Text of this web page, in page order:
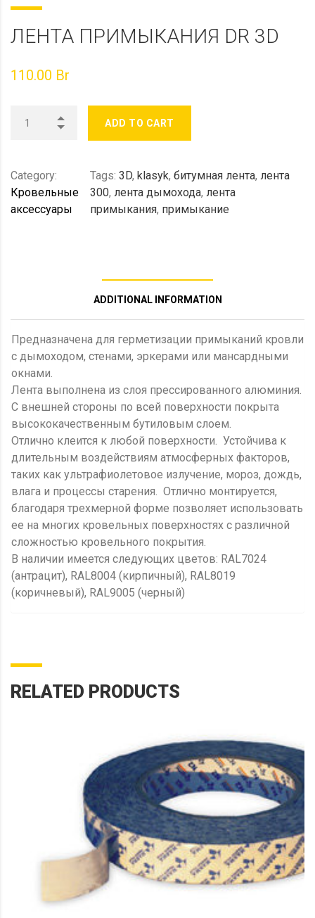
ЛЕНТА ПРИМЫКАНИЯ DR 3D
110.00 Br
ADD TO CART
Category:
Кровельные
аксессуары
Tags:3D, klasyk,битумная лента,лента
300,лента дымохода,лента
примыкания, примыкание
ADDITIONAL INFORMATION
Предназначена для герметизации примыканий кровли
с дымоходом, стенами, эркерами или мансардными
окнами.
Лента выполнена из слоя прессированного алюминия.
С внешней стороны по всей поверхности покрыта
высококачественным бутиловым слоем.
Отлично клеится к любой поверхности. Устойчива к
длительным воздействиям атмосферных факторов,
таких как ультрафиолетовое излучение, мороз, дождь,
влага и процессы старения. Отлично монтируется,
благодаря трехмерной форме позволяет использовать
ее на многих кровельных поверхностях с различной
сложностью кровельного покрытия.
В наличии имеется следующих цветов: RAL7024
(антрацит), RAL8004 (кирпичный), RAL8019
(коричневый), RAL9005 (черный)
RELATED PRODUCTS